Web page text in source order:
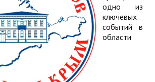
одно из
ключевых
событий в
области